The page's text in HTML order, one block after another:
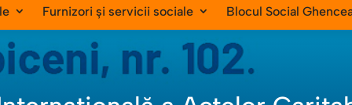
Furnizori și servicii sociale Blocul Social